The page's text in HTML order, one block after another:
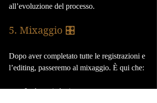
all’evoluzione del processo.
5. Mixaggio 🎛️
Dopo aver completato tutte le registrazioni e
l’editing, passeremo al mixaggio. È qui che:
La batteria ha impatto ma non sovrasta